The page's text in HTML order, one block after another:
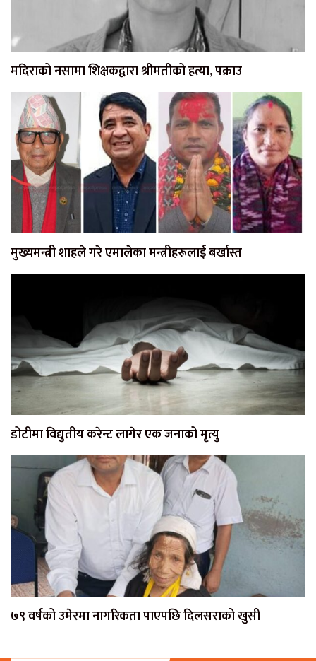
मदिराको नसामा शिक्षकद्वारा श्रीमतीको हत्या, पक्राउ
मुख्यमन्त्री शाहले गरे एमालेका मन्त्रीहरूलाई बर्खास्त
डोटीमा विद्युतीय करेन्ट लागेर एक जनाको मृत्यु
७९ वर्षको उमेरमा नागरिकता पाएपछि दिलसराको खुसी